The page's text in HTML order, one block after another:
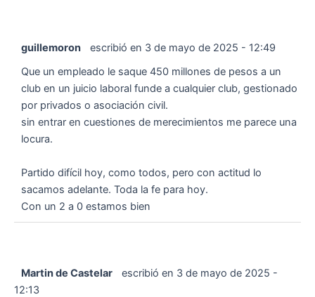
guillemoron escribió en 3 de mayo de 2025 - 12:49
Que un empleado le saque 450 millones de pesos a un
club en un juicio laboral funde a cualquier club, gestionado
por privados o asociación civil.
sin entrar en cuestiones de merecimientos me parece una
locura.
Partido difícil hoy, como todos, pero con actitud lo
sacamos adelante. Toda la fe para hoy.
Con un 2 a 0 estamos bien
Martin de Castelar escribió en 3 de mayo de 2025 -
12:13